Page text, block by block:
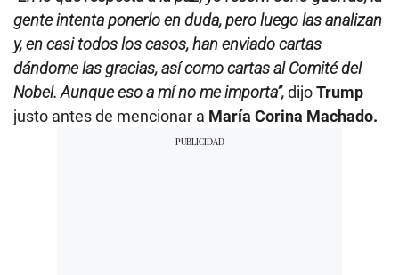
gente intenta ponerlo en duda, pero luego las analizan
y, en casi todos los casos, han enviado cartas
dándome las gracias, así como cartas al Comité del
Nobel. Aunque eso a mí no me importa”,dijoTrump
justo antes de mencionar a María Corina Machado.